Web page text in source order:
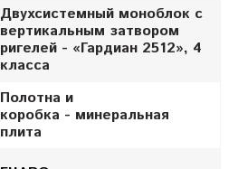
Двухсистемный моноблок с
вертикальным затвором
ригелей - «Гардиан 2512», 4
класса
Полотна и
коробка - минеральная
плита